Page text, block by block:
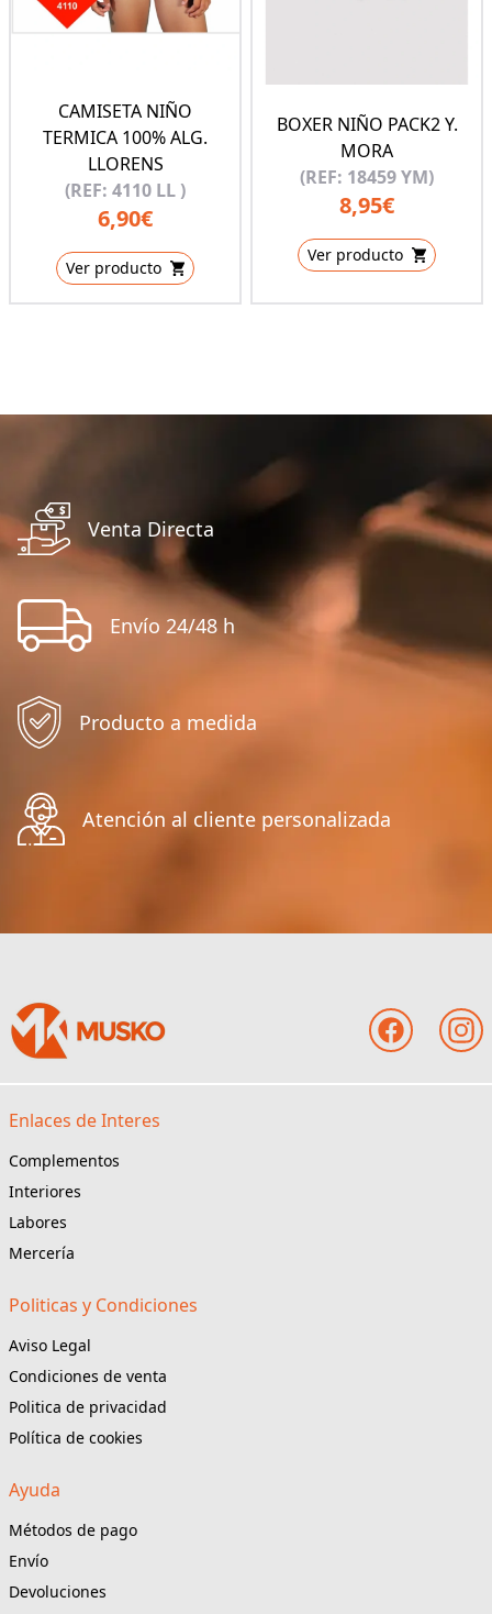
CAMISETA NIÑO
TERMICA 100% ALG.
LLORENS
(REF: 4110 LL )
6,90€
Ver producto
BOXER NIÑO PACK2 Y.
MORA
(REF: 18459 YM)
8,95€
Ver producto
Venta Directa
Envío 24/48 h
Producto a medida
Atención al cliente personalizada
Enlaces de Interes
Complementos
Interiores
Labores
Mercería
Politicas y Condiciones
Aviso Legal
Condiciones de venta
Politica de privacidad
Política de cookies
Ayuda
Métodos de pago
Envío
Devoluciones